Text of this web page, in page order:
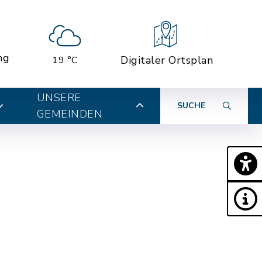
19 °C Digitaler Ortsplan
UNSERE
GEMEINDEN
SUCHE